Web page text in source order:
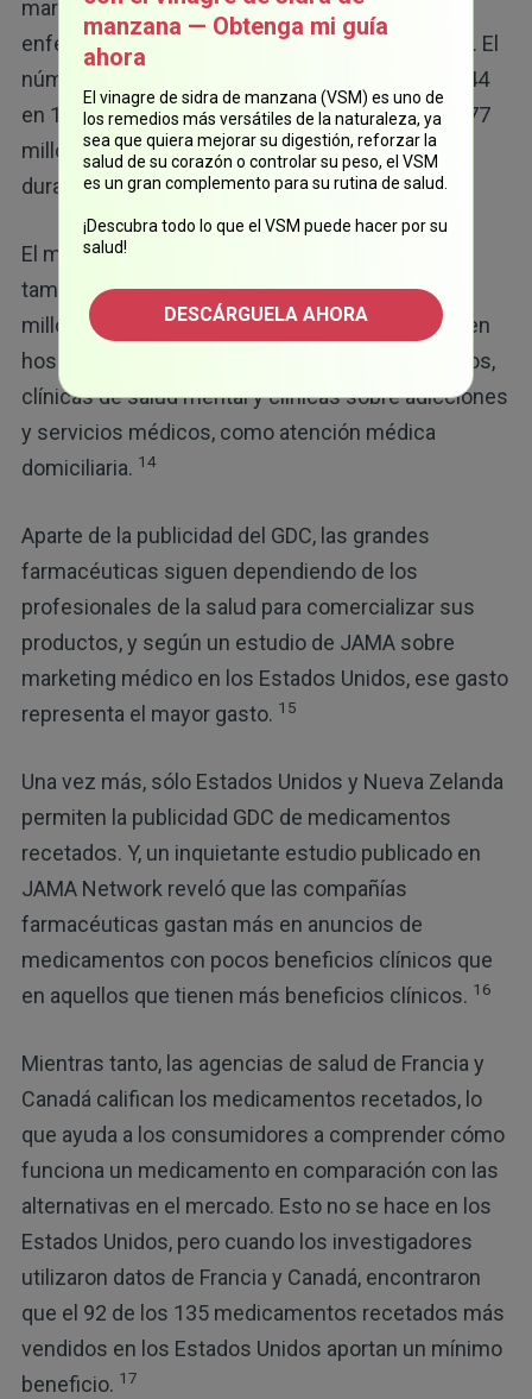
marketing de compañías farmacéuticas para
enfermedades tratadas con sus medicamentos. El
número de campañas de este tipo aumentó de 44
en 1997 a 401 en 2016, y el gasto aumentó de 177
millones de dólares a 430 millones de dólares
durante el mismo período.
El marketing del GDC para servicios de salud
también aumentó de $542 millones a $2,9 mil
millones, y dicho gasto fue, sobre todo, notable en
hospitales, centros dentales, centros oncológicos,
clínicas de salud mental y clínicas sobre adicciones
y servicios médicos, como atención médica
domiciliaria. 14
Aparte de la publicidad del GDC, las grandes
farmacéuticas siguen dependiendo de los
profesionales de la salud para comercializar sus
productos, y según un estudio de JAMA sobre
marketing médico en los Estados Unidos, ese gasto
representa el mayor gasto. 15
Una vez más, sólo Estados Unidos y Nueva Zelanda
permiten la publicidad GDC de medicamentos
recetados. Y, un inquietante estudio publicado en
JAMA Network reveló que las compañías
farmacéuticas gastan más en anuncios de
medicamentos con pocos beneficios clínicos que
en aquellos que tienen más beneficios clínicos. 16
Mientras tanto, las agencias de salud de Francia y
Canadá califican los medicamentos recetados, lo
que ayuda a los consumidores a comprender cómo
funciona un medicamento en comparación con las
alternativas en el mercado. Esto no se hace en los
Estados Unidos, pero cuando los investigadores
utilizaron datos de Francia y Canadá, encontraron
que el 92 de los 135 medicamentos recetados más
vendidos en los Estados Unidos aportan un mínimo
beneficio. 17
manzana — Obtenga mi guía
ahora
El vinagre de sidra de manzana (VSM) es uno de
los remedios más versátiles de la naturaleza, ya
sea que quiera mejorar su digestión, reforzar la
salud de su corazón o controlar su peso, el VSM
es un gran complemento para su rutina de salud.
¡Descubra todo lo que el VSM puede hacer por su
salud!
DESCÁRGUELA AHORA